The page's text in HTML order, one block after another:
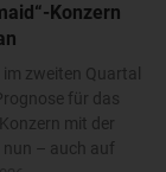
Konzern
zweiten Quartal
für das
mit der
– auch auf